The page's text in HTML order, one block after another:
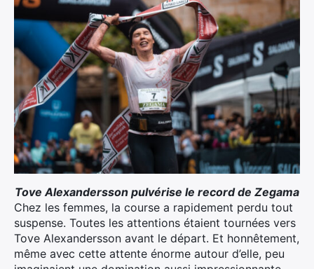
Tove Alexandersson pulvérise le record de Zegama
Chez les femmes, la course a rapidement perdu tout
suspense. Toutes les attentions étaient tournées vers
Tove Alexandersson avant le départ. Et honnêtement,
même avec cette attente énorme autour d’elle, peu